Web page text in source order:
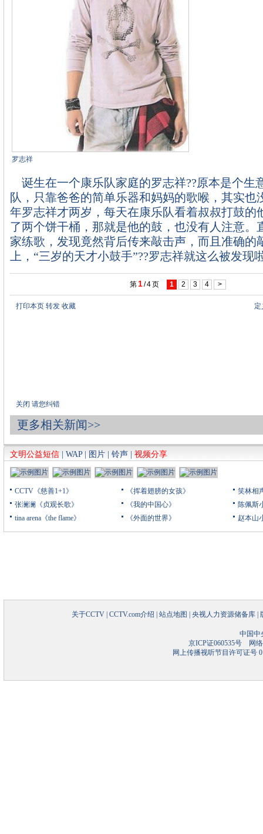
罗志祥
诞生在一个康乐队家庭的罗志祥??原本是个生
队，只靠爸爸的简单乐器和妈妈的歌喉，其实也
年罗志祥才两岁，每天在康乐队看着叔叔打鼓的
了两个饼干桶，那就是他的鼓，也没有人注意。
家练歌，发现竟然背后传来敲击声，而且准确的
上，“三岁的天才小鼓手”??罗志祥就这么被发现
第 1/4页 1 2 3 4 >
打印本页 转发 收藏
关闭 请您纠错
更多相关新闻>>
文明公益短信 WAP| 图片 铃声 视频分享
CCTV《慈善1+1》
张澜澜《贞观长歌》
tina arena《the flame》
《挥着翅膀的女孩》
《我的中国心》
《外面的世界》
笑林相
陈佩斯
赵本山
关于CCTV CCTV.com介绍 站点地图 央视人力资源储备库
中国中
京ICP证060535号网络
网上传播视听节目许可证号